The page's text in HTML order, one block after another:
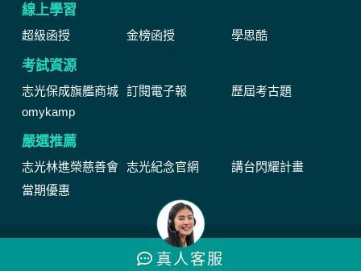
真人客服
線上學習
超級函授 金榜函授 學思酷
考試資源
志光保成旗艦商城 訂閱電子報
歷屆考古題
omykamp
嚴選推薦
志光林進榮慈善會 志光紀念官網
講台閃耀計畫
當期優惠
網站由公職王數位行銷(股)公司維運管理著作權所有 Copyright © by
2024 public.com.tw All Rights Reserved.